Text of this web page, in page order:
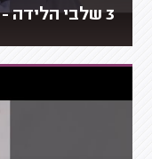
3 שלבי הלידה - שלב 3